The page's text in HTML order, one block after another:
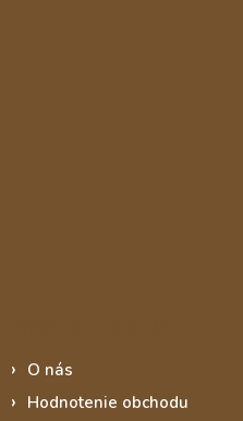
O nás
Hodnotenie obchodu